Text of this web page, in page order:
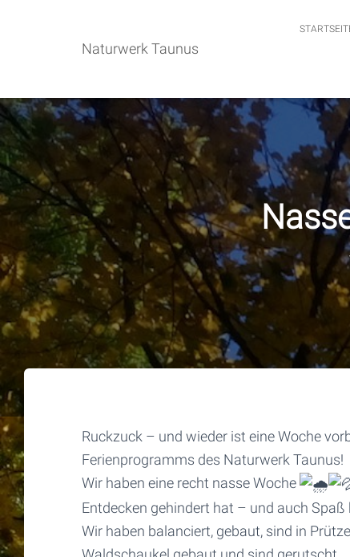
Naturwerk Taunus
Ruckzuck – und wieder ist eine Woche
Ferienprogramms des Naturwerk Taunus!
Wir haben eine recht nasse Woche
Entdecken gehindert hat – und auch
Wir haben balanciert, gebaut, sind in